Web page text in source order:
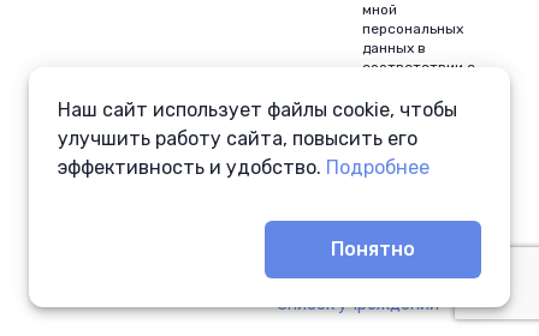
мной
персональных
данных в
соответствии с
вышеуказанных
политики.
«Специальные
Электронные Системы»
О сервисе Помощь
Список учреждений
Наш сайт использует файлы cookie, чтобы
улучшить работу сайта, повысить его
эффективность и удобство. Подробнее
Понятно